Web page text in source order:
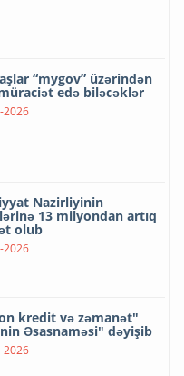
“mygov” üzərindən
edə biləcəklər
2026
Nazirliyinin
13 milyondan artıq
olub
2026
kredit və zəmanət"
Əsasnaməsi" dəyişib
2026